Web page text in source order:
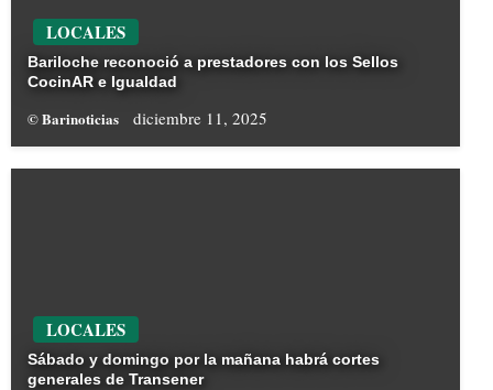
LOCALES
Bariloche reconoció a prestadores con los Sellos
CocinAR e Igualdad
© Barinoticias diciembre 11, 2025
LOCALES
Sábado y domingo por la mañana habrá cortes
generales de Transener